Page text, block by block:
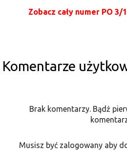
Zobacz cały numer PO 3/
Komentarze
Brak komentarzy. Bądź
Musisz być zalogowany aby